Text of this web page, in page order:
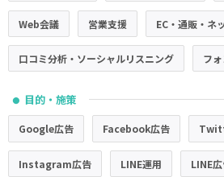
Web会議 営業支援 EC・通販・ネ
口コミ分析・ソーシャルリスニング フ
● 目的・施策
Google広告 Facebook広告
Instagram広告 LINE運用 LINE